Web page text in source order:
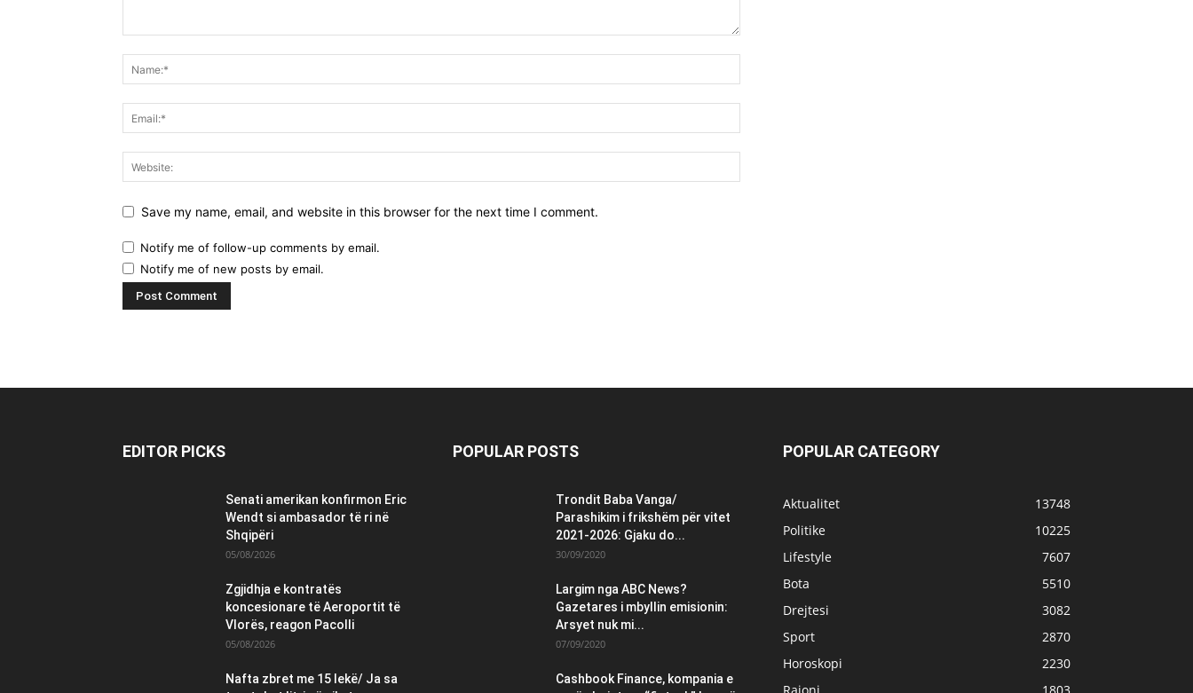
Save my name, email, and website in this browser for the next time I comment.
Notify me of follow-up comments by email.
Notify me of new posts by email.
EDITOR PICKS
Senati amerikan konfirmon Eric
Wendt si ambasador të ri në
Shqipëri
05/08/2026
Zgjidhja e kontratës
koncesionare të Aeroportit të
Vlorës, reagon Pacolli
05/08/2026
Nafta zbret me 15 lekë/ Ja sa
POPULAR POSTS
Trondit Baba Vanga/
Parashikim i frikshëm për vitet
2021-2026: Gjaku do...
30/09/2020
Largim nga ABC News?
Gazetares i mbyllin emisionin:
Arsyet nuk mi...
07/09/2020
Cashbook Finance, kompania e
POPULAR CATEGORY
Aktualitet
13748
Politike
10225
Lifestyle
7607
Bota
5510
Drejtesi
3082
Sport
2870
Horoskopi
2230
Rajoni
1803